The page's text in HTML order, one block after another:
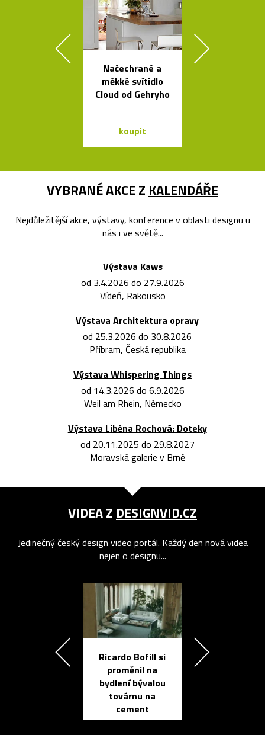
Načechrané a
měkké svítidlo
Cloud od Gehryho
koupit
VYBRANÉ AKCE Z KALENDÁŘE
Nejdůležitější akce, výstavy, konference v oblasti designu u
nás i ve světě...
Výstava Kaws
od 3.4.2026 do 27.9.2026
Vídeň, Rakousko
Výstava Architektura opravy
od 25.3.2026 do 30.8.2026
Příbram, Česká republika
Výstava Whispering Things
od 14.3.2026 do 6.9.2026
Weil am Rhein, Německo
Výstava Liběna Rochová: Doteky
od 20.11.2025 do 29.8.2027
Moravská galerie v Brně
VIDEA Z DESIGNVID.CZ
Jedinečný český design video portál. Každý den nová videa
nejen o designu...
Ricardo Bofill si
proměnil na
bydlení bývalou
továrnu na
cement